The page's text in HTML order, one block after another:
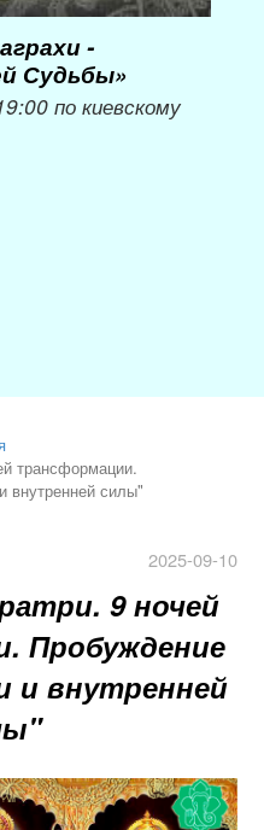
-
Судьбы»
по киевскому
трансформации.
внутренней силы"
2025-09-10
9 ночей
Пробуждение
и внутренней